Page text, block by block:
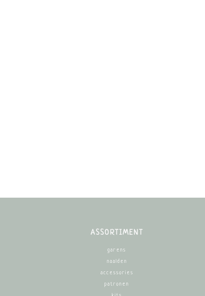
ASSORTIMENT
garens
naalden
accessories
patronen